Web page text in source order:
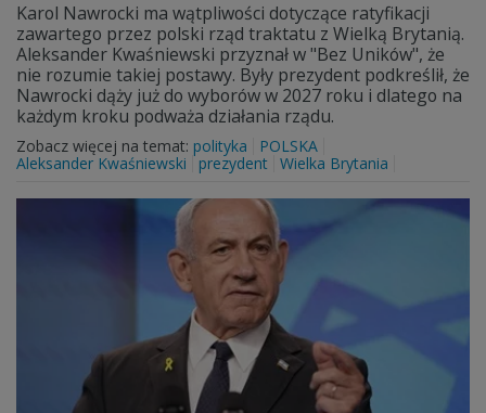
Karol Nawrocki ma wątpliwości dotyczące ratyfikacji
zawartego przez polski rząd traktatu z Wielką Brytanią.
Aleksander Kwaśniewski przyznał w "Bez Uników", że
nie rozumie takiej postawy. Były prezydent podkreślił, że
Nawrocki dąży już do wyborów w 2027 roku i dlatego na
każdym kroku podważa działania rządu.
Zobacz więcej na temat: polityka
POLSKA
Aleksander Kwaśniewski
prezydent Wielka Brytania